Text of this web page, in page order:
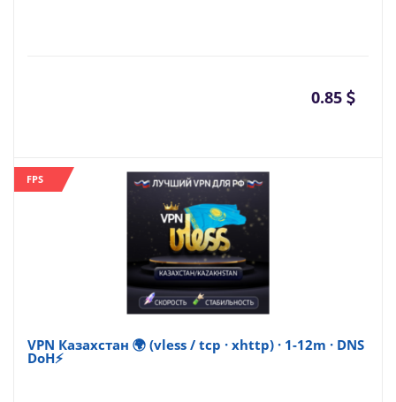
0.85
FPS
VPN Казахстан 🌍 (vless / tcp · xhttp) · 1-12m · DNS
DoH⚡